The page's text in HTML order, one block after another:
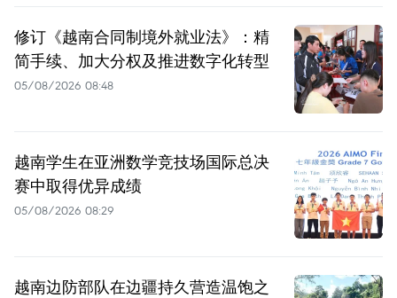
修订《越南合同制境外就业法》：精
简手续、加大分权及推进数字化转型
05/08/2026 08:48
越南学生在亚洲数学竞技场国际总决
赛中取得优异成绩
05/08/2026 08:29
越南边防部队在边疆持久营造温饱之